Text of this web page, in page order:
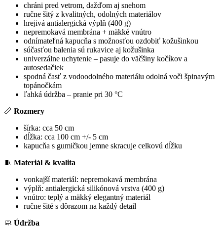
chráni pred vetrom, dažďom aj snehom
ručne šitý z kvalitných, odolných materiálov
hrejivá antialergická výplň (400 g)
nepremokavá membrána + mäkké vnútro
odnímateľná kapucňa s možnosťou ozdobiť kožušinkou
súčasťou balenia sú rukavice aj kožušinka
univerzálne uchytenie – pasuje do väčšiny kočíkov a
autosedačiek
spodná časť z vodoodolného materiálu odolná voči špinavým
topánočkám
ľahká údržba – pranie pri 30 °C
📏 Rozmery
šírka: cca 50 cm
dĺžka: cca 100 cm +/- 5 cm
kapucňa s gumičkou jemne skracuje celkovú dĺžku
🧵 Materiál & kvalita
vonkajší materiál: nepremokavá membrána
výplň: antialergická silikónová vrstva (400 g)
vnútro: teplý a mäkký elegantný materiál
ručne šité s dôrazom na každý detail
🧼 Údržba